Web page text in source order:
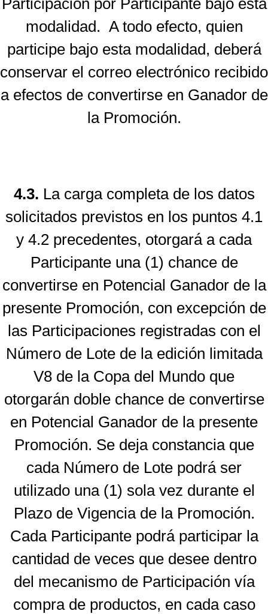
modalidad. A todo efecto, quien
participe bajo esta modalidad, deberá
conservar el correo electrónico recibido
a efectos de convertirse en Ganador de
la Promoción.
4.3. La carga completa de los datos
solicitados previstos en los puntos 4.1
y 4.2 precedentes, otorgará a cada
Participante una (1) chance de
convertirse en Potencial Ganador de la
presente Promoción, con excepción de
las Participaciones registradas con el
Número de Lote de la edición limitada
V8 de la Copa del Mundo que
otorgarán doble chance de convertirse
en Potencial Ganador de la presente
Promoción. Se deja constancia que
cada Número de Lote podrá ser
utilizado una (1) sola vez durante el
Plazo de Vigencia de la Promoción.
Cada Participante podrá participar la
cantidad de veces que desee dentro
del mecanismo de Participación vía
compra de productos, en cada caso